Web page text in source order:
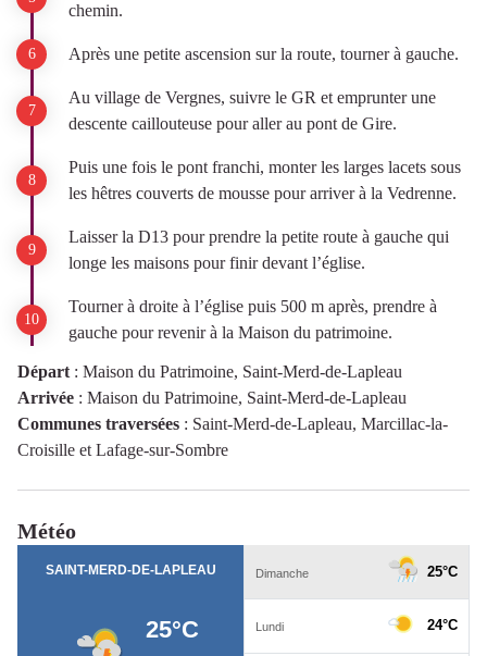
chemin.
Après une petite ascension sur la route, tourner à gauche.
Au village de Vergnes, suivre le GR et emprunter une
descente caillouteuse pour aller au pont de Gire.
Puis une fois le pont franchi, monter les larges lacets sous
les hêtres couverts de mousse pour arriver à la Vedrenne.
Laisser la D13 pour prendre la petite route à gauche qui
longe les maisons pour finir devant l’église.
Tourner à droite à l’église puis 500 m après, prendre à
gauche pour revenir à la Maison du patrimoine.
Départ : Maison du Patrimoine, Saint-Merd-de-Lapleau
Arrivée : Maison du Patrimoine, Saint-Merd-de-Lapleau
Communes traversées : Saint-Merd-de-Lapleau, Marcillac-la-
Croisille et Lafage-sur-Sombre
Météo